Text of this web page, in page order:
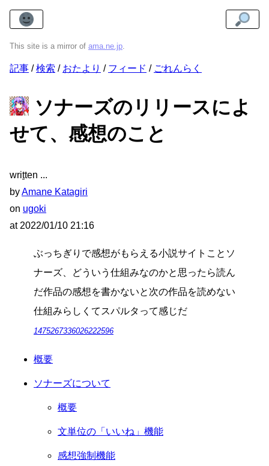
This site is a mirror of ama.ne.jp.
記事 検索 おたより フィード ごれんらく
ソナーズのリリースによ
せて、感想のこと
written
byAmane Katagiri
on ugoki
at 2022/01/10 21:16
ぶっちぎりで感想がもらえる小説サイトことソ
ナーズ、どういう仕組みなのかと思ったら読ん
だ作品の感想を書かないと次の作品を読めない
仕組みらしくてスパルタって感じだ
1475267336026222596
概要
ソナーズについて
概要
文単位の「いいね」機能
感想強制機能